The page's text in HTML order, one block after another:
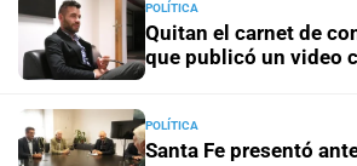
En Asociación con:
POLÍTICA
Quitan el carnet de
que publicó un video
POLÍTICA
Santa Fe presentó